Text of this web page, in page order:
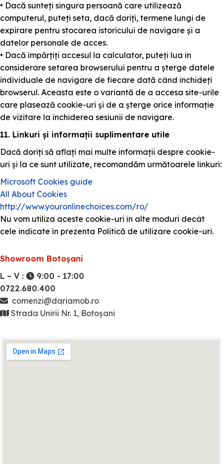
• Dacă sunteți singura persoană care utilizează
computerul, puteți seta, dacă doriți, termene lungi de
expirare pentru stocarea istoricului de navigare și a
datelor personale de acces.
• Dacă împărțiți accesul la calculator, puteți lua în
considerare setarea browserului pentru a șterge datele
individuale de navigare de fiecare dată când închideți
browserul. Aceasta este o variantă de a accesa site-urile
care plasează cookie-uri și de a șterge orice informație
de vizitare la închiderea sesiunii de navigare.
11. Linkuri și informații suplimentare utile
Dacă doriți să aflați mai multe informații despre cookie-
uri și la ce sunt utilizate, recomandăm următoarele linkuri:
Microsoft Cookies guide
All About Cookies
http://www.youronlinechoices.com/ro/
Nu vom utiliza aceste cookie-uri în alte moduri decât
cele indicate în prezenta Politică de utilizare cookie-uri.
Showroom Botoșani
L – V :
9:00 - 17:00
0722.680.400
comenzi@dariamob.ro
Strada Unirii Nr. 1, Botoșani